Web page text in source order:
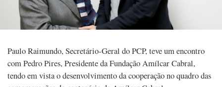
Paulo Raimundo, Secretário-Geral do PCP, teve um encontro
com Pedro Pires, Presidente da Fundação Amílcar Cabral,
tendo em vista o desenvolvimento da cooperação no quadro das